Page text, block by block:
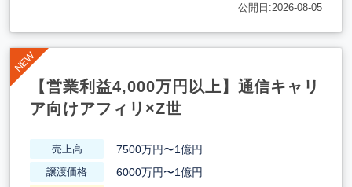
公開日:2026-08-05
【営業利益4,000万円以上】通信キャリ
ア向けアフィリ×Z世
売上高 7500万円〜1億円
譲渡価格 6000万円〜1億円